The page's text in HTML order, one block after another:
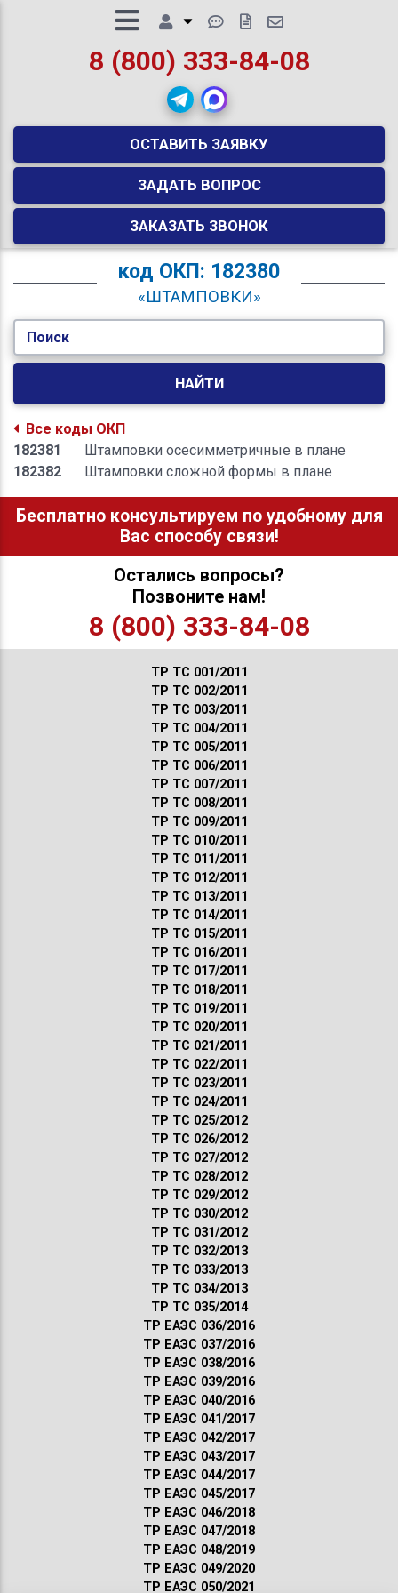
8 (800) 333-84-08
ОСТАВИТЬ ЗАЯВКУ
ЗАДАТЬ ВОПРОС
ЗАКАЗАТЬ ЗВОНОК
код ОКП: 182380
«ШТАМПОВКИ»
Поиск
НАЙТИ
Все коды ОКП
182381
Штамповки осесимметричные в плане
182382
Штамповки сложной формы в плане
Бесплатно консультируем по удобному для
Вас способу связи!
Остались вопросы?
Позвоните нам!
8 (800) 333-84-08
ТР ТС 001/2011
ТР ТС 002/2011
ТР ТС 003/2011
ТР ТС 004/2011
ТР ТС 005/2011
ТР ТС 006/2011
ТР ТС 007/2011
ТР ТС 008/2011
ТР ТС 009/2011
ТР ТС 010/2011
ТР ТС 011/2011
ТР ТС 012/2011
ТР ТС 013/2011
ТР ТС 014/2011
ТР ТС 015/2011
ТР ТС 016/2011
ТР ТС 017/2011
ТР ТС 018/2011
ТР ТС 019/2011
ТР ТС 020/2011
ТР ТС 021/2011
ТР ТС 022/2011
ТР ТС 023/2011
ТР ТС 024/2011
ТР ТС 025/2012
ТР ТС 026/2012
ТР ТС 027/2012
ТР ТС 028/2012
ТР ТС 029/2012
ТР ТС 030/2012
ТР ТС 031/2012
ТР ТС 032/2013
ТР ТС 033/2013
ТР ТС 034/2013
ТР ТС 035/2014
ТР ЕАЭС 036/2016
ТР ЕАЭС 037/2016
ТР ЕАЭС 038/2016
ТР ЕАЭС 039/2016
ТР ЕАЭС 040/2016
ТР ЕАЭС 041/2017
ТР ЕАЭС 042/2017
ТР ЕАЭС 043/2017
ТР ЕАЭС 044/2017
ТР ЕАЭС 045/2017
ТР ЕАЭС 046/2018
ТР ЕАЭС 047/2018
ТР ЕАЭС 048/2019
ТР ЕАЭС 049/2020
ТР ЕАЭС 050/2021